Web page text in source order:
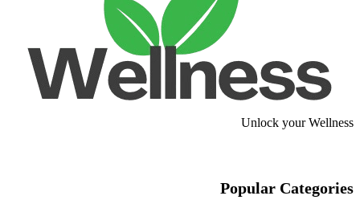
Unlock your Wellness
Popular Categories